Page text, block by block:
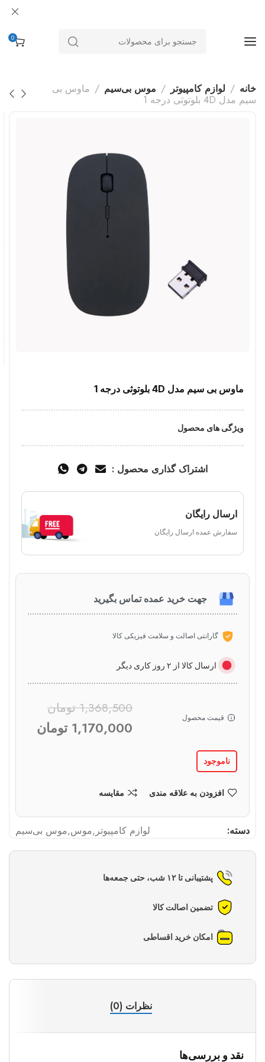
0
خانه لوازم کامپیوتر موس بی‌سیم
ماوس بی
سیم مدل 4D بلوتوثی درجه 1
ماوس بی سیم مدل 4D بلوتوثی درجه 1
ویژگی های محصول
اشتراک گذاری محصول :
ارسال رایگان
سفارش عمده ارسال رایگان
جهت خرید عمده تماس بگیرید
گارانتی اصالت و سلامت فیزیکی کالا
ارسال کالا از ۲ روز کاری دیگر
قیمت محصول
1,368,500 تومان
1,170,000 تومان
ناموجود
افزودن به علاقه مندی مقایسه
دسته: لوازم کامپیوتر ,موس,موس بی‌سیم
پشتیبانی تا ۱۲ شب، حتی جمعه‌ها
تضمین اصالت کالا
امکان خرید اقساطی
نظرات (0)
نقد و بررسی‌ها